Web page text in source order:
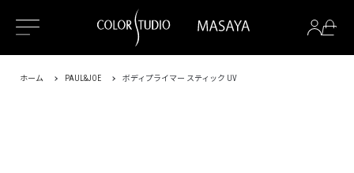
ホーム PAUL&JOE ボディプライマー スティック UV